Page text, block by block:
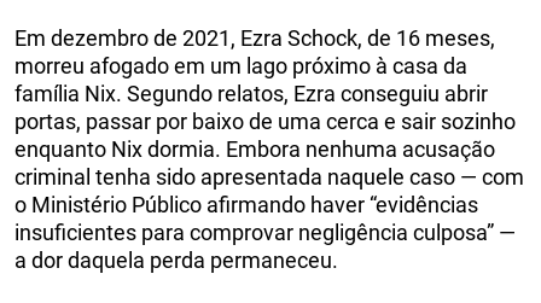
Em dezembro de 2021, Ezra Schock, de 16 meses,
morreu afogado em um lago próximo à casa da
família Nix. Segundo relatos, Ezra conseguiu abrir
portas, passar por baixo de uma cerca e sair sozinho
enquanto Nix dormia. Embora nenhuma acusação
criminal tenha sido apresentada naquele caso — com
o Ministério Público afirmando haver “evidências
insuficientes para comprovar negligência culposa” —
a dor daquela perda permaneceu.